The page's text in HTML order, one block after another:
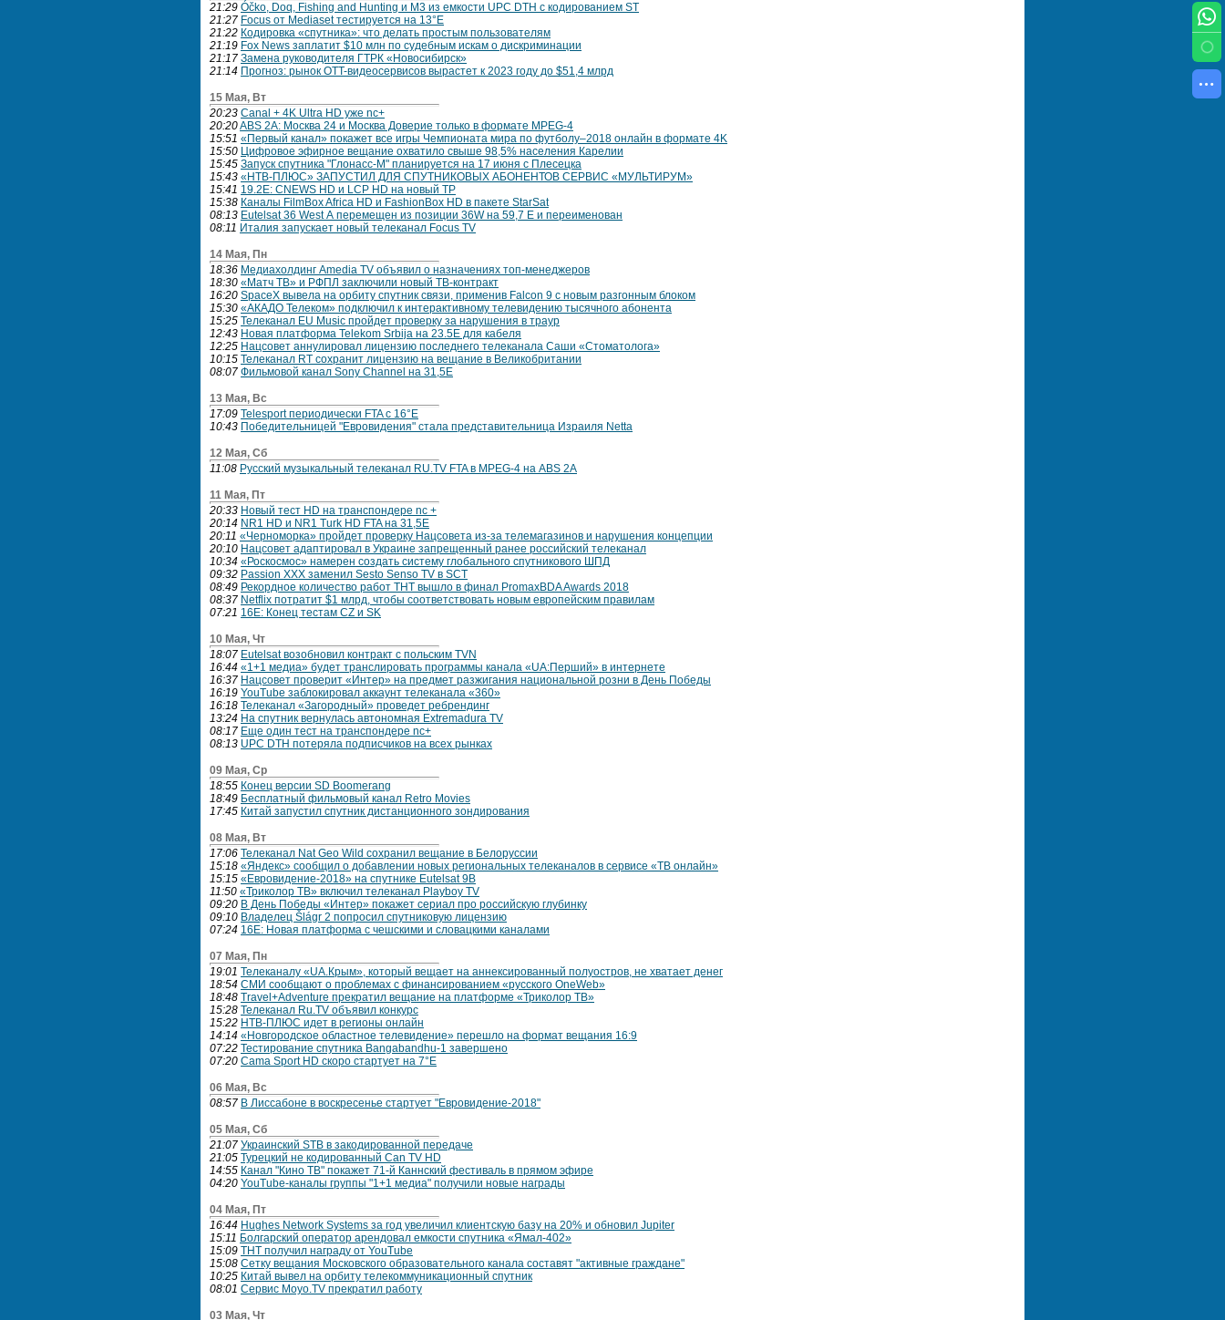
21:29 Óčko, Doq, Fishing and Hunting и М3 из емкости UPC DTH с кодированием ST
21:27 Focus от Mediaset тестируется на 13°E
21:22 Кодировка «спутника»: что делать простым пользователям
21:19 Fox News заплатит $10 млн по судебным искам‍ о дискриминации
21:17 Замена руководителя ГТРК «Новосибирск»
21:14 Прогноз: рынок OTT-видеосервисов вырастет к 2023 году до $51,4 млрд
15 Мая, Вт
20:23 Canal + 4K Ultra HD уже nc+
20:20ABS 2A: Москва 24 и Москва Доверие только в формате MPEG-4
15:51 «Первый канал» покажет все игры Чемпионата мира по футболу–2018 онлайн в формате 4K
15:50 Цифровое эфирное вещание охватило свыше 98,5% населения Карелии
15:45 Запуск спутника "Глонасс-М" планируется на 17 июня с Плесецка
15:43 «НТВ-ПЛЮС» ЗАПУСТИЛ ДЛЯ СПУТНИКОВЫХ АБОНЕНТОВ СЕРВИС «МУЛЬТИРУМ»
15:41 19.2E: CNEWS HD и LCP HD на новый TP
15:38 Каналы FilmBox Africa HD и FashionBox HD в пакете StarSat
08:13 Eutelsat 36 West А перемещен из позиции 36W на 59,7 Е и переименован
08:11 Италия запускает новый телеканал Focus TV
14 Мая, Пн
18:36 Медиахолдинг Amedia TV объявил о назначениях топ-менеджеров
18:30 «Матч ТВ» и РФПЛ заключили новый ТВ-контракт
16:20 SpaceX вывела на орбиту спутник связи, применив Falcon 9 с новым разгонным блоком
15:30 «АКАДО Телеком» подключил к интерактивному телевидению тысячного абонента
15:25 Телеканал EU Music пройдет проверку за нарушения в траур
12:43 Новая платформа Telekom Srbija на 23.5E для кабеля
12:25 Нацсовет аннулировал лицензию последнего телеканала Саши «Стоматолога»
10:15 Телеканал RT сохранит лицензию на вещание в Великобритании
08:07 Фильмовой канал Sony Channel нa 31,5E
13 Мая, Вс
17:09 Telesport периодически FTA с 16°E
10:43 Победительницей "Евровидения" стала представительница Израиля Netta
12 Мая, Сб
11:08 Русский музыкальный телеканал RU.TV FTA в MPEG-4 на ABS 2A
11 Мая, Пт
20:33 Новый тест HD на транспондере nc +
20:14 NR1 HD и NR1 Turk HD FTA на 31,5E
20:11 «Черноморка» пройдет проверку Нацсовета из-за телемагазинов и нарушения концепции
20:10 Нацсовет адаптировал в Украине запрещенный ранее российский телеканал
10:34 «Роскосмос» намерен создать систему глобального спутникового ШПД
09:32 Passion XXX заменил Sesto Senso TV в SCT
08:49 Рекордное количество работ ТНТ вышло в финал PromaxBDA Awards 2018
08:37 Netflix потратит $1 млрд, чтобы соответствовать новым европейским правилам
07:21 16E: Конец тестам CZ и SK
10 Мая, Чт
18:07 Eutelsat возобновил контракт с польским TVN
16:44 «1+1 медиа» будет транслировать программы канала «UA:Перший» в интернете
16:37 Нацсовет проверит «Интер» на предмет разжигания национальной розни в День Победы
16:19 YouTube заблокировал аккаунт телеканала «360»
16:18 Телеканал «Загородный» проведет ребрендинг
13:24 На спутник вернулась автономная Extremadura TV
08:17 Еще один тест на транспондере nc+
08:13 UPC DTH потеряла подписчиков на всех рынках
09 Мая, Ср
18:55 Конец версии SD Boomerang
18:49 Бесплатный фильмовый канал Retro Movies
17:45 Китай запустил спутник дистанционного зондирования
08 Мая, Вт
17:06 Телеканал Nat Geo Wild сохранил вещание в Белоруссии
15:18 «Яндекс» сообщил о добавлении новых региональных телеканалов в сервисе «ТВ онлайн»
15:15 «Евровидение-2018» на спутнике Eutelsat 9B
11:50 «Триколор ТВ» включил телеканал Playboy TV
09:20 В День Победы «Интер» покажет сериал про российскую глубинку
09:10 Владелец Šlágr 2 попросил спутниковую лицензию
07:24 16E: Новая платформа с чешскими и словацкими каналами
07 Мая, Пн
19:01 Телеканалу «UA.Крым», который вещает на аннексированный полуостров, не хватает денег
18:54 СМИ сообщают о проблемах с финансированием «русского OneWeb»
18:48 Travel+Adventure прекратил вещание на платформе «Триколор ТВ»
15:28 Телеканал Ru.TV объявил конкурс
15:22 НТВ‑ПЛЮС идет в регионы онлайн
14:14 «Новгородское областное телевидение» перешло на формат вещания 16:9
07:22 Тестирование спутника Bangabandhu-1 завершено
07:20 Cama Sport HD скоро cтартует на 7°E
06 Мая, Вс
08:57 В Лиссабоне в воскресенье стартует "Евровидение-2018"
05 Мая, Сб
21:07 Украинский STB в закодированной передаче
21:05 Турецкий не кодированный Can TV HD
14:55 Канал "Кино ТВ" покажет 71-й Каннский фестиваль в прямом эфире
04:20 YouTube-каналы группы "1+1 медиа" получили новые награды
04 Мая, Пт
16:44 Hughes Network Systems за год увеличил клиентскую базу на 20% и обновил Jupiter
15:11 Болгарский оператор арендовал емкости спутника «Ямал-402»
15:09 ТНТ получил награду от YouTube
15:08 Сетку вещания Московского образовательного канала составят "активные граждане"
10:25 Китай вывел на орбиту телекоммуникационный спутник
08:01 Сервис Moyo.TV прекратил работу
03 Мая, Чт